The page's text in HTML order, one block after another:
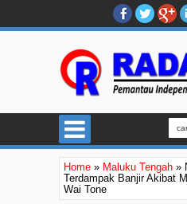
Home » Maluku Tengah »
Terdampak Banjir Akibat
Wai Tone